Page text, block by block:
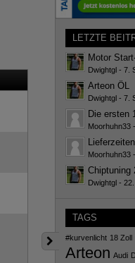
LETZTE
Motor
Dwightgl- 7.
Arteon ÖL
Dwightgl- 7.
Die ersten
Moorhuhn33-
Lieferzeiten
Moorhuhn33-
Chiptuning
Dwightgl-
TAGS
#kurvenlicht 18 Zoll
Arteon Audi